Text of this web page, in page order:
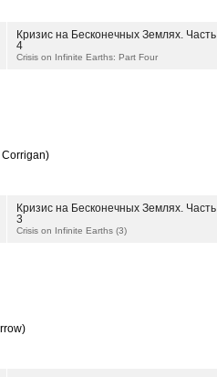
Кризис на Бесконечных Землях. Часть
4
Crisis on Infinite Earths: Part Four
Corrigan)
Кризис на Бесконечных Землях. Часть
3
Crisis on Infinite Earths (3)